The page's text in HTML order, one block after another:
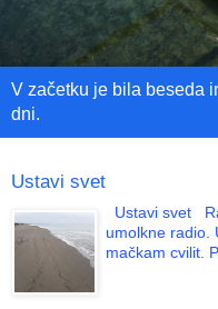
V začetku je bila beseda
dni.
Ustavi svet
Ustavi svet
umolkne radio.
mačkam cvilit.